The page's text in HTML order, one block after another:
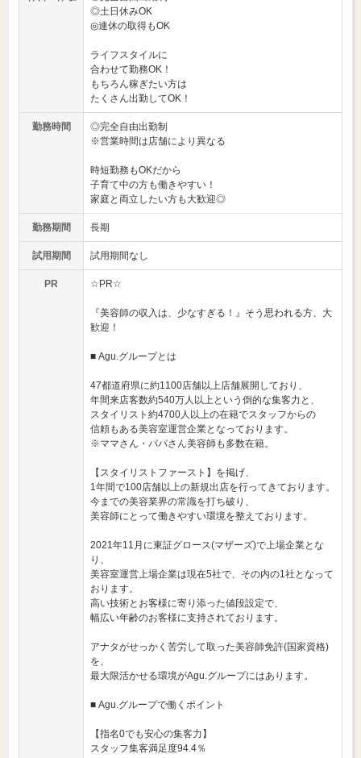
◎土日休みOK
◎連休の取得もOK
ライフスタイルに
合わせて勤務OK！
もちろん稼ぎたい方は
たくさん出勤してOK！
勤務時間
◎完全自由出勤制
※営業時間は店舗により異なる
時短勤務もOKだから
子育て中の方も働きやすい！
家庭と両立したい方も大歓迎◎
勤務期間 長期
試用期間 試用期間なし
PR ☆PR☆
『美容師の収入は、少なすぎる！』そう思われる方、大
歓迎！
■ Agu.グループとは
47都道府県に約1100店舗以上店舗展開しており、
年間来店客数約540万人以上という倒的な集客力と、
スタイリスト約4700人以上の在籍でスタッフからの
信頼もある美容室運営企業となっております。
※ママさん・パパさん美容師も多数在籍。
【スタイリストファースト】を掲げ、
1年間で100店舗以上の新規出店を行ってきております。
今までの美容業界の常識を打ち破り、
美容師にとって働きやすい環境を整えております。
2021年11月に東証グロース(マザーズ)で上場企業とな
り、
美容室運営上場企業は現在5社で、その内の1社となって
おります。
高い技術とお客様に寄り添った値段設定で、
幅広い年齢のお客様に支持されております。
アナタがせっかく苦労して取った美容師免許(国家資格)
を、
最大限活かせる環境がAgu.グループにはあります。
■ Agu.グループで働くポイント
【指名0でも安心の集客力】
スタッフ集客満足度94.4％